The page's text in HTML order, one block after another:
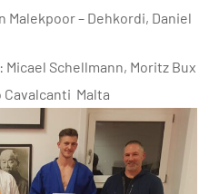
Malekpoor – Dehkordi, Daniel
Micael Schellmann, Moritz Bux
Cavalcanti Malta